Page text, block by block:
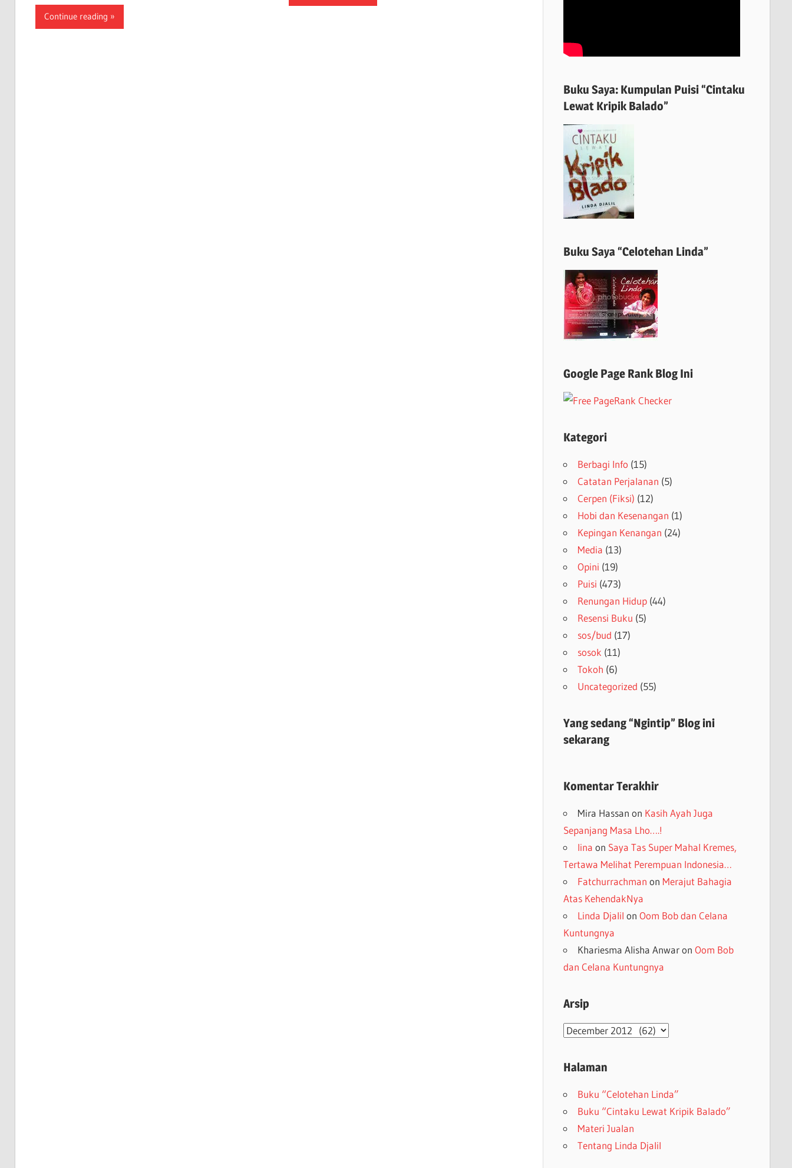
Continue reading
Buku Saya: Kumpulan Puisi “Cintaku
Lewat Kripik Balado”
Buku Saya “Celotehan Linda”
Google Page Rank Blog Ini
Kategori
Berbagi Info (15)
Catatan Perjalanan (5)
Cerpen (Fiksi) (12)
Hobi dan Kesenangan (1)
Kepingan Kenangan (24)
Media (13)
Opini (19)
Puisi (473)
Renungan Hidup(44)
Resensi Buku (5)
sos/bud (17)
sosok (11)
Tokoh (6)
Uncategorized (55)
Yang sedang “Ngintip” Blog ini
sekarang
Komentar Terakhir
Mira Hassan on Kasih Ayah Juga
Sepanjang Masa Lho….!
lina on Saya Tas Super Mahal Kremes,
Tertawa Melihat Perempuan Indonesia…
Fatchurrachman on Merajut Bahagia
Atas KehendakNya
Linda Djalil on Oom Bob dan Celana
Kuntungnya
Khariesma Alisha Anwaron Oom Bob
dan Celana Kuntungnya
Arsip
Arsip
Halaman
Buku “Celotehan Linda”
Buku “Cintaku Lewat Kripik Balado”
Materi Jualan
Tentang Linda Djalil